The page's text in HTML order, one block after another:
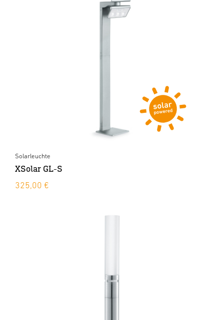
Solarleuchte
XSolar GL-S
325,00 €